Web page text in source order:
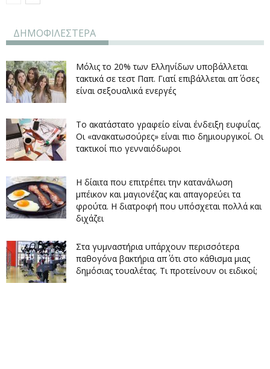
ΔΗΜΟΦΙΛΕΣΤΕΡΑ
Μόλις το 20% των Ελληνίδων υποβάλλεται
τακτικά σε τεστ Παπ. Γιατί επιβάλλεται απ΄ όσες
είναι σεξουαλικά ενεργές
Το ακατάστατο γραφείο είναι ένδειξη ευφυΐας.
Οι «ανακατωσούρες» είναι πιο δημιουργικοί. Οι
τακτικοί πιο γενναιόδωροι
Η δίαιτα που επιτρέπει την κατανάλωση
μπέικον και μαγιονέζας και απαγορεύει τα
φρούτα. Η διατροφή που υπόσχεται πολλά και
διχάζει
Στα γυμναστήρια υπάρχουν περισσότερα
παθογόνα βακτήρια απ΄ ότι στο κάθισμα μιας
δημόσιας τουαλέτας. Τι προτείνουν οι ειδικοί;